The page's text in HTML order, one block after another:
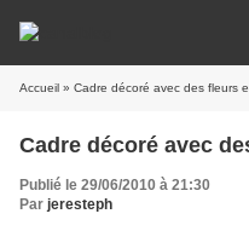
Accueil » Cadre décoré avec des fleurs
Cadre décoré avec
Publié le 29/06/2010 à 21:30
Par jeresteph